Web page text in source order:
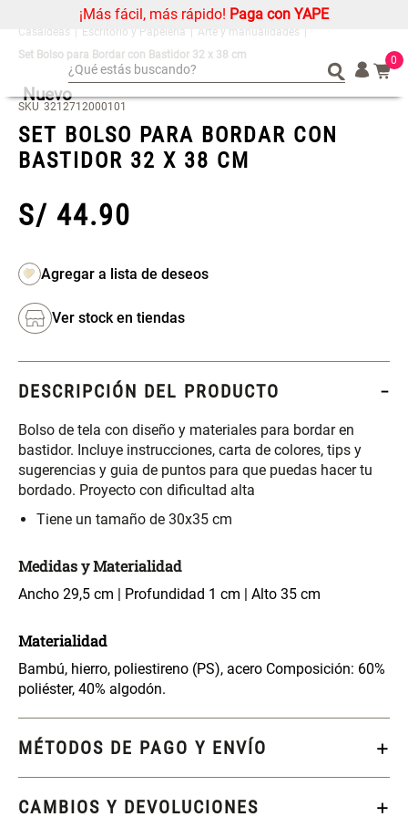
¡Más fácil, más rápido! Paga con YAPE
¿Qué estás buscando? 0
¿Qué estás buscando?
Escritorio y Papelería
Arte y manualidades
Set Bolso para Bordar con Bastidor 32 x 38 cm
Nuevo
SKU 3212712000101
SET BOLSO PARA BORDAR CON
BASTIDOR 32 X 38 CM
S/ 44.90
Ver stock en tiendas
DESCRIPCIÓN DEL PRODUCTO
Bolso de tela con diseño y materiales para bordar en
bastidor. Incluye instrucciones, carta de colores, tips y
sugerencias y guia de puntos para que puedas hacer tu
bordado. Proyecto con dificultad alta
Tiene un tamaño de 30x35 cm
Medidas y Materialidad
Ancho 29,5 cm | Profundidad 1 cm | Alto 35 cm
Materialidad
Bambú, hierro, poliestireno (PS), acero Composición: 60%
poliéster, 40% algodón.
MÉTODOS DE PAGO Y ENVÍO
CAMBIOS Y DEVOLUCIONES
Mueble MDF y Madera Bambú
cm
Set 2 Almohadas Memory
Set Sábanas Algodón satín 240
Hilos
S/ 169.00S/ 118.00
Almohada Memory + Gel
con Forro
S/ 69.90S/ 55.90
Bandejas con Puerta 23 x 23 x
Comoda Bambú con Puertas 80
S/ 319.00 S/ 74.90
Plumón Pluma Set 2 Almohadas Hollow
Organizador
Cojin
Alfombra
Almohada
Sabanas
Platos
Individuales
Cortinas
Organizador
Cojin
Alfombra
Almohada
Sabanas
Platos
Individuales
Cortinas